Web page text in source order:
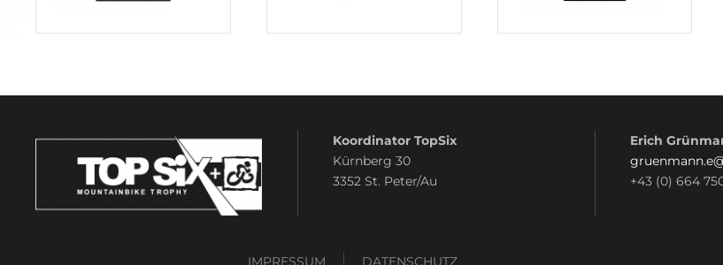
Koordinator TopSix
Kürnberg 30
3352 St. Peter/Au
Erich
+43 (0) 664
IMPRESSUM DATENSCHUTZ